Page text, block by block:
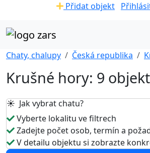
Přidat objekt
Chaty, chalupy Česká republika
Krušné hory: 9
☀️ Jak vybrat chatu?
Vyberte lokalitu ve filtrech
Zadejte počet osob, termín a
V detailu objektu si zobrazte